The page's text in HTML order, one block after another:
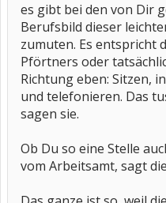
es gibt bei den von Dir
Berufsbild dieser
zumuten. Es entspricht
Pförtners oder
Richtung eben: Sitzen,
und telefonieren. Das
sagen sie.
Ob Du so eine Stelle
vom Arbeitsamt, sagt